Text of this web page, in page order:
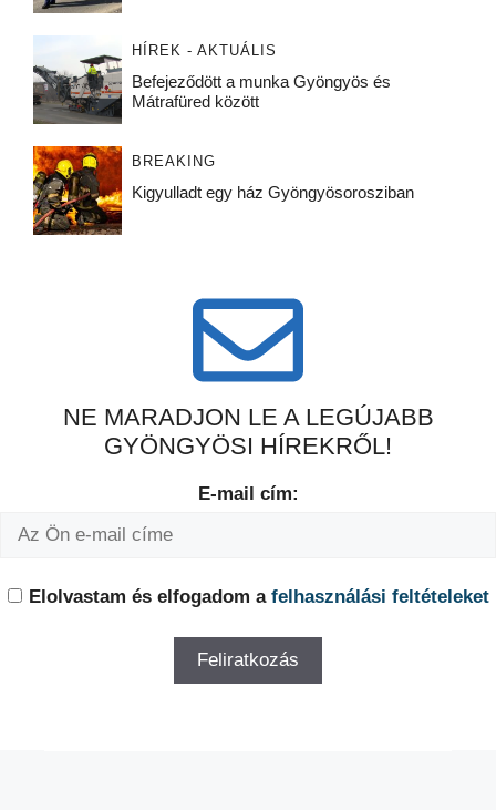
HÍREK - AKTUÁLIS
Befejeződött a munka Gyöngyös és
Mátrafüred között
BREAKING
Kigyulladt egy ház Gyöngyösorosziban
NE MARADJON LE A LEGÚJABB
GYÖNGYÖSI HÍREKRŐL!
E-mail cím:
Elolvastam és elfogadom a felhasználási feltételeket